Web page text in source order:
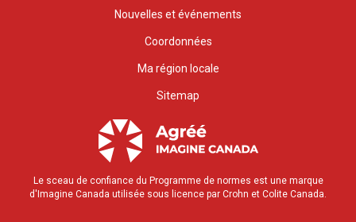
Nouvelles et événements
Coordonnées
Ma région locale
Sitemap
Le sceau de confiance du Programme de normes est une marque
d'Imagine Canada utilisée sous licence par Crohn et Colite Canada.